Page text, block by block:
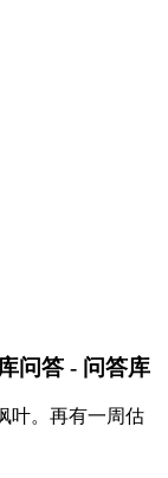
问答 - 问答库
叶。再有一周估